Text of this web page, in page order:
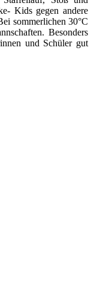
Kids gegen andere
sommerlichen 30°C
Besonders
und Schüler gut